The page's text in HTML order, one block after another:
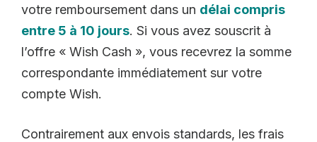
votre remboursement dans un délai compris
entre 5 à 10 jours. Si vous avez souscrit à
l’offre « Wish Cash », vous recevrez la somme
correspondante immédiatement sur votre
compte Wish.
Contrairement aux envois standards, les frais